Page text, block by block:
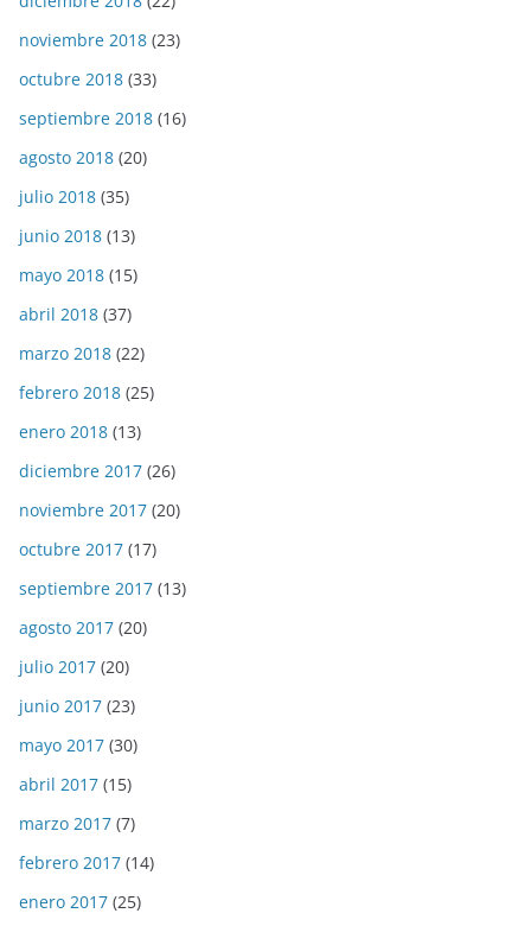
noviembre 2018 (23)
octubre 2018 (33)
septiembre 2018 (16)
agosto 2018 (20)
julio 2018 (35)
junio 2018 (13)
mayo 2018 (15)
abril 2018 (37)
marzo 2018 (22)
febrero 2018 (25)
enero 2018 (13)
diciembre 2017 (26)
noviembre 2017 (20)
octubre 2017 (17)
septiembre 2017 (13)
agosto 2017 (20)
julio 2017 (20)
junio 2017 (23)
mayo 2017 (30)
abril 2017 (15)
marzo 2017 (7)
febrero 2017 (14)
enero 2017 (25)